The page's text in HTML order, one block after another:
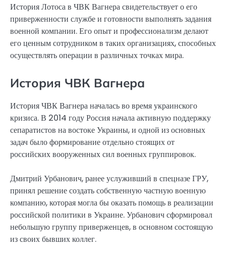
История Лотоса в ЧВК Вагнера свидетельствует о его
приверженности службе и готовности выполнять задания
военной компании. Его опыт и профессионализм делают
его ценным сотрудником в таких организациях, способных
осуществлять операции в различных точках мира.
История ЧВК Вагнера
История ЧВК Вагнера началась во время украинского
кризиса. В 2014 году Россия начала активную поддержку
сепаратистов на востоке Украины, и одной из основных
задач было формирование отдельно стоящих от
российских вооруженных сил военных группировок.
Дмитрий Урбанович, ранее услуживший в спецназе ГРУ,
принял решение создать собственную частную военную
компанию, которая могла бы оказать помощь в реализации
российской политики в Украине. Урбанович сформировал
небольшую группу приверженцев, в основном состоящую
из своих бывших коллег.